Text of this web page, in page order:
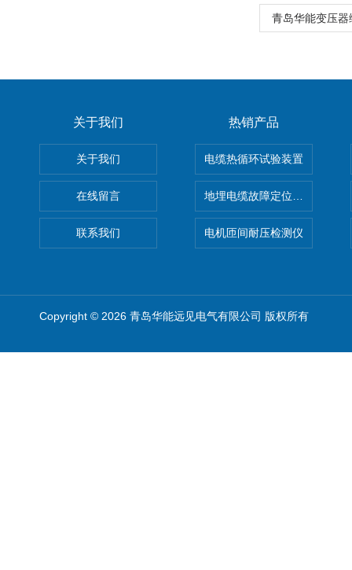
青岛华能变压
关于我们
关于我们
在线留言
联系我们
热销产品
电缆热循环试验装置
地埋电缆故障定位仪 地下电
电机匝间耐压检测仪
Copyright © 2026 青岛华能远见电气有限公司 版权所有